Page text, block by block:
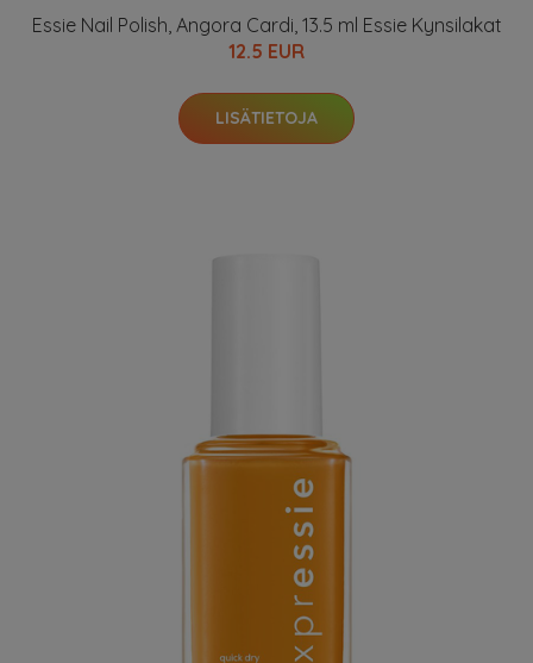
Essie Nail Polish, Angora Cardi, 13.5 ml Essie Kynsilakat
12.5 EUR
LISÄTIETOJA